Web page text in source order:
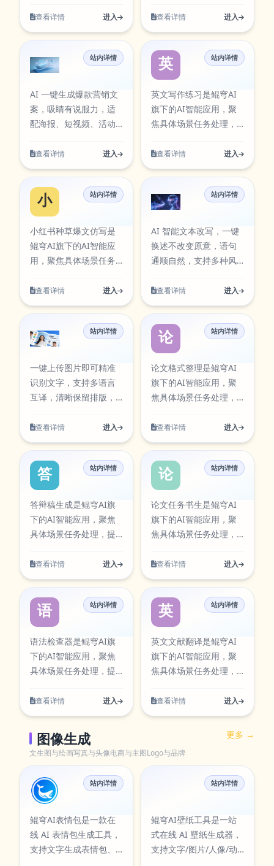
中同步展示，访问入
口：
https://aiapps.kunqiongai.com/#73。
助你在保证结果质量的
少重复操作带来的时间
成本。当前条目已在本
站AI工具卡片中同步展
https://aitools.kunqiongai.com/creative-
copy。
景设计，支持从输入到
日常办公、内容创作、
学习研究与团队协作等
多类任务。在使用过程
输出方式，帮助你在保
证结果质量的同时提升
执行效率，减少重复操
前条目已在本站AI工具
卡片中同步展示，访问
https://
程。面向学术写作场
景，支持选题拓展、结
工具可通过官方入口快
速访问，并提供对应图
标资源，便于在工具库
中检索与使用。 职称论
文围绕实际使用场景设
的完整流程，适合日常
研究与团队协作等多类
任务。在使用过程中可
按需求调整参数与输出
果质量的同时提升执行
效率，减少重复操作带
来的时间成本。当前条
中同步展示，访问入
口：
https://aiapps.kunqiongai.com/#1086。
查看详情 进入
纲与正文，高效产出优
质内容。 自媒体文章围
支持从输入到结果的完
整流程，适合日常办
公、内容创作、学习研
究与团队协作等多类任
务。在使用过程中可按
式，帮助你在保证结果
率，减少重复操作带来
的时间成本。当前条目
已在本站AI工具卡片中
https://
article。
查看详情 进入
营销文案
站内详情
AI 一键生成爆款营销文
案，吸睛有说服力，适
配海报、短视频、活动
率，轻松搞定宣传需
求。 营销文案围绕实际
输入到结果的完整流
程，适合日常办公、内
容创作、学习研究与团
队协作等多类任务。在
使用过程中可按需求调
助你在保证结果质量的
少重复操作带来的时间
成本。当前条目已在本
站AI工具卡片中同步展
https://aitools.kunqiongai.com/marketing-
copy。
查看详情 进入
英文写作练习
站内详情
英文写作练习是鲲穹AI
旗下的AI智能应用，聚
焦具体场景任务处理，
流程。聚焦文本质量提
升，支持改写、润色与
可通过官方入口快速访
问，并提供对应图标资
源，便于在工具库中检
索与使用。 英文写作练
习围绕实际使用场景设
的完整流程，适合日常
研究与团队协作等多类
任务。在使用过程中可
按需求调整参数与输出
果质量的同时提升执行
效率，减少重复操作带
来的时间成本。当前条
中同步展示，访问入
口：
https://
查看详情 进入
小红书种草爆文仿写
站内详情
小红书种草爆文仿写是
鲲穹AI旗下的AI智能应
用，聚焦具体场景任务
到输出流程。支持多步
骤内容生成与结果优
办公处理与效率提升。
该工具可通过官方入口
快速访问，并提供对应
图标资源，便于在工具
库中检索与使用。 小红
际使用场景设计，支持
程，适合日常办公、内
容创作、学习研究与团
队协作等多类任务。在
整参数与输出方式，帮
助你在保证结果质量的
同时提升执行效率，减
成本。当前条目已在本
站AI工具卡片中同步展
示，访问入口：
https://aiapps.kunqiongai.com/#28。
查看详情 进入
文本改写
站内详情
AI 智能文本改写，一键
换述不改变原意，语句
通顺自然，支持多种风
复，适配写作、文案、
汇报等场景。 文本改写
计，支持从输入到结果
的完整流程，适合日常
办公、内容创作、学习
研究与团队协作等多类
任务。在使用过程中可
方式，帮助你在保证结
效率，减少重复操作带
来的时间成本。当前条
目已在本站AI工具卡片
口：
https://
rewriting。
查看详情 进入
图片翻译
站内详情
一键上传图片即可精准
识别文字，支持多语言
互译，清晰保留排版，
档、海报翻译。 图片翻
译围绕实际使用场景设
的完整流程，适合日常
办公、内容创作、学习
研究与团队协作等多类
任务。在使用过程中可
按需求调整参数与输出
果质量的同时提升执行
来的时间成本。当前条
目已在本站AI工具卡片
中同步展示，访问入
https://aitools.kunqiongai.com/image-
translation。
查看详情 进入
论文格式整理
站内详情
论文格式整理是鲲穹AI
旗下的AI智能应用，聚
焦具体场景任务处理，
流程。面向学术写作场
景，支持选题拓展、结
工具可通过官方入口快
速访问，并提供对应图
标资源，便于在工具库
中检索与使用。 论文格
式整理围绕实际使用场
结果的完整流程，适合
学习研究与团队协作等
多类任务。在使用过程
中可按需求调整参数与
证结果质量的同时提升
执行效率，减少重复操
作带来的时间成本。当
卡片中同步展示，访问
入口：
https://
查看详情 进入
答辩稿生成
站内详情
答辩稿生成是鲲穹AI旗
下的AI智能应用，聚焦
具体场景任务处理，提
程。面向学术写作场
景，支持选题拓展、结
工具可通过官方入口快
速访问，并提供对应图
标资源，便于在工具库
中检索与使用。 答辩稿
生成围绕实际使用场景
果的完整流程，适合日
类任务。在使用过程中
可按需求调整参数与输
出方式，帮助你在保证
结果质量的同时提升执
行效率，减少重复操作
带来的时间成本。当前
条目已在本站AI工具卡
片中同步展示，访问入
口：
查看详情 进入
论文任务书生
站内详情
论文任务书生是鲲穹AI
旗下的AI智能应用，聚
焦具体场景任务处理，
流程。面向学术写作场
景，支持选题拓展、结
工具可通过官方入口快
速访问，并提供对应图
标资源，便于在工具库
中检索与使用。 论文任
务书生围绕实际使用场
结果的完整流程，适合
多类任务。在使用过程
中可按需求调整参数与
输出方式，帮助你在保
证结果质量的同时提升
作带来的时间成本。当
前条目已在本站AI工具
卡片中同步展示，访问
入口：
查看详情 进入
语法检查器
站内详情
语法检查器是鲲穹AI旗
下的AI智能应用，聚焦
具体场景任务处理，提
程。聚焦文本质量提
升，支持改写、润色与
语义表达优化。该工具
可通过官方入口快速访
问，并提供对应图标资
源，便于在工具库中检
索与使用。 语法检查器
围绕实际使用场景设
计，支持从输入到结果
的完整流程，适合日常
办公、内容创作、学习
查看详情 进入
英文文献翻译
站内详情
英文文献翻译是鲲穹AI
旗下的AI智能应用，聚
焦具体场景任务处理，
流程。支持多语种文本
理解与互译，可用于内
容本地化与跨语言沟
入口快速访问，并提供
对应图标资源，便于在
工具库中检索与使用。
使用场景设计，支持从
输入到结果的完整流
程，适合日常办公、内
查看详情 进入
图像生成
文生图与绘画写真与头像电商与主图Logo与品牌
更多 →
鲲穹AI表情包
站内详情
鲲穹AI表情包是一款在
线 AI 表情包生成工具，
支持文字生成表情包、
AI壁纸工具
站内详情
鲲穹AI壁纸工具是一站
式在线 AI 壁纸生成器，
支持文字/图片/人像/动